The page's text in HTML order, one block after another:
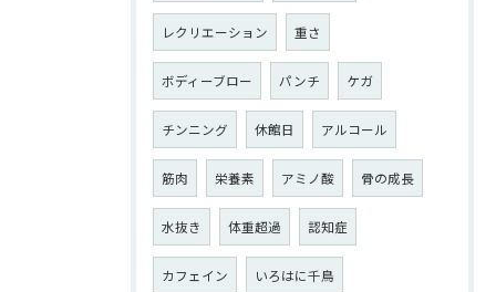
レクリエーション 重さ
ボディーブロー パンチ ケガ
チンニング 休館日 アルコール
筋肉 栄養素 アミノ酸 骨の成長
水抜き 体重超過 認知症
カフェイン いろはに千鳥